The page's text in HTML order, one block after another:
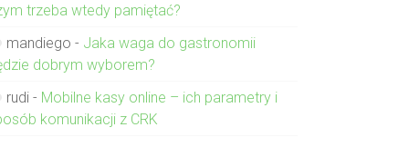
trzeba wtedy pamiętać?
mandiego - Jaka waga do gastronomii
dobrym wyborem?
rudi - Mobilne kasy online – ich parametry i
komunikacji z CRK